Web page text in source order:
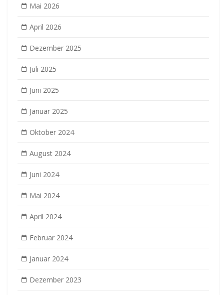
Mai 2026
April 2026
Dezember 2025
Juli 2025
Juni 2025
Januar 2025
Oktober 2024
August 2024
Juni 2024
Mai 2024
April 2024
Februar 2024
Januar 2024
Dezember 2023